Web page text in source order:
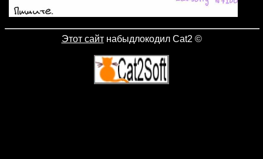
Этот сайтнабыдлокодил Cat2 ©